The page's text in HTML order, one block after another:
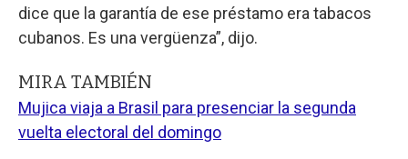
dice que la garantía de ese préstamo era tabacos
cubanos. Es una vergüenza”, dijo.
MIRA TAMBIÉN
Mujica viaja a Brasil para presenciar la segunda
vuelta electoral del domingo